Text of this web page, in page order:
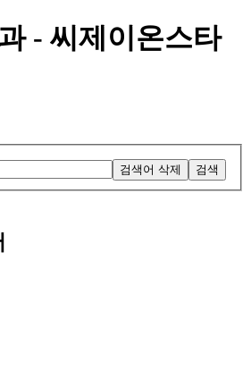
- 씨제이온스타
검색어 삭제 검색